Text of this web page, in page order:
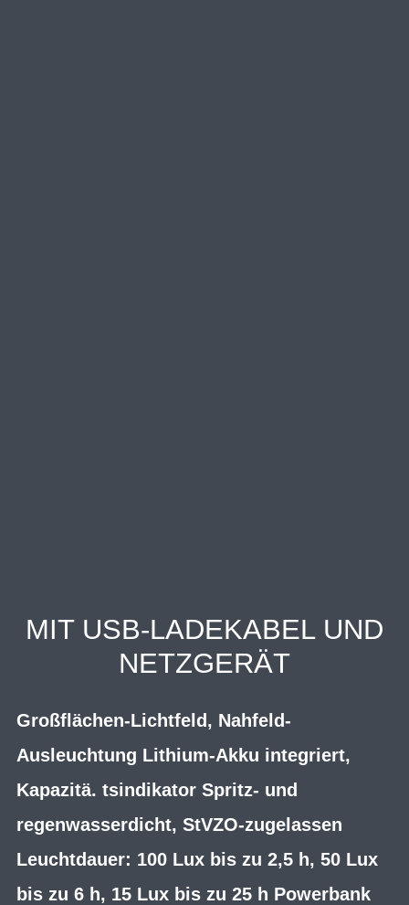
MIT USB-LADEKABEL UND
NETZGERÄT
Großflächen-Lichtfeld, Nahfeld-
Ausleuchtung Lithium-Akku integriert,
Kapazitä. tsindikator Spritz- und
regenwasserdicht, StVZO-zugelassen
Leuchtdauer: 100 Lux bis zu 2,5 h, 50 Lux
bis zu 6 h, 15 Lux bis zu 25 h Powerbank